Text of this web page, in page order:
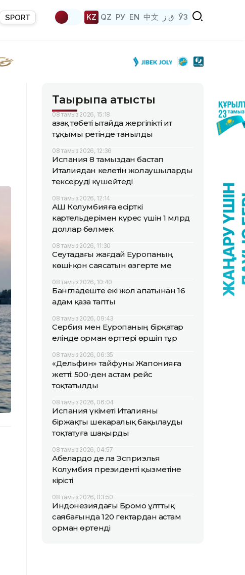
SPORT KZ QZ РУ EN 中文 ق ز ЎЗ
Тақырыпқа қатысты
08 тамыз 2026, 15:18
Қазақ төбеті Қытайда жергілікті ит
тұқымы ретінде танылды
08 тамыз 2026, 12:36
Испания 8 тамыздан бастап
Италиядан келетін жолаушыларды
тексеруді күшейтеді
08 тамыз 2026, 12:14
АҚШ Колумбияға есірткі
картельдерімен күрес үшін 1 млрд
доллар бөлмек
08 тамыз 2026, 11:30
Сеутадағы жағдай Еуропаның
көші-қон саясатын өзгерте ме
08 тамыз 2026, 10:40
Бангладеште екі жол апатынан 16
адам қаза тапты
08 тамыз 2026, 09:43
Сербия мен Еуропаның бірқатар
елінде орман өрттері өршіп тұр
08 тамыз 2026, 06:35
«Дельфин» тайфуны Жапонияға
жетті: 500-ден астам рейс
тоқтатылды
08 тамыз 2026, 06:04
Испания үкіметі Италияны
біржақты шекаралық бақылауды
тоқтатуға шақырды
08 тамыз 2026, 04:57
Абелардо де ла Эсприэлья
Колумбия президенті қызметіне
кірісті
08 тамыз 2026, 03:50
Индонезиядағы Бромо ұлттық
саябағында 120 гектардан астам
орман өртенді